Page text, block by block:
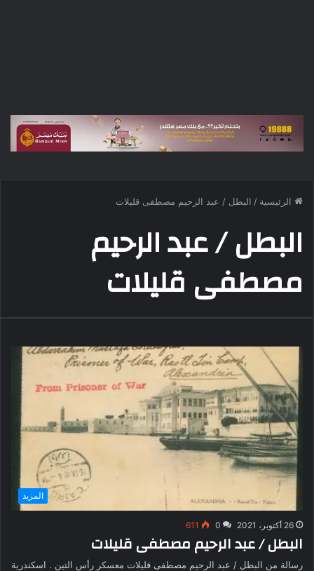
الرئيسية / البطل / عبد الرحيم مصطفى قليلات
البطل / عبد الرحيم
مصطفى قليلات
المزيد
26 أكتوبر، 2021 0
611
البطل / عبد الرحيم مصطفى قليلات
رسالة من البطل / عبد الرحيم مصطفى قليلات معسكر رأس التين . اسكندرية